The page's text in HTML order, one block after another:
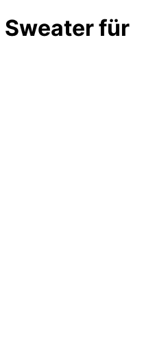
Sweater für